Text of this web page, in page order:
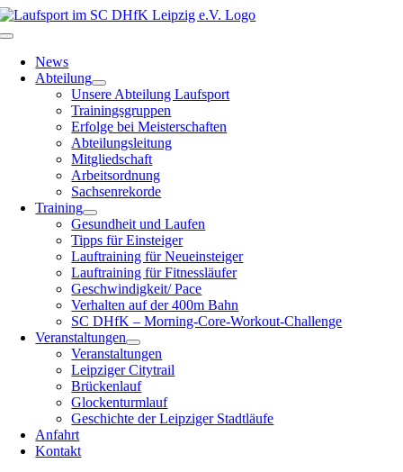
Zum
Inhalt
Toggle
Navigation
News
Abteilung
Unsere Abteilung Laufsport
Trainingsgruppen
Erfolge bei Meisterschaften
Abteilungsleitung
Mitgliedschaft
Arbeitsordnung
Sachsenrekorde
Training
Gesundheit und Laufen
Tipps für Einsteiger
Lauftraining für Neueinsteiger
Lauftraining für Fitnessläufer
Geschwindigkeit/ Pace
Verhalten auf der 400m Bahn
SC DHfK – Morning-Core-Workout-Challenge
Veranstaltungen
Veranstaltungen
Leipziger Citytrail
Brückenlauf
Glockenturmlauf
Geschichte der Leipziger Stadtläufe
Anfahrt
Kontakt